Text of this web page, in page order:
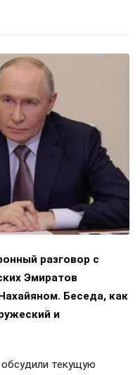
разговор с
Эмиратов
Беседа, как
и
текущую